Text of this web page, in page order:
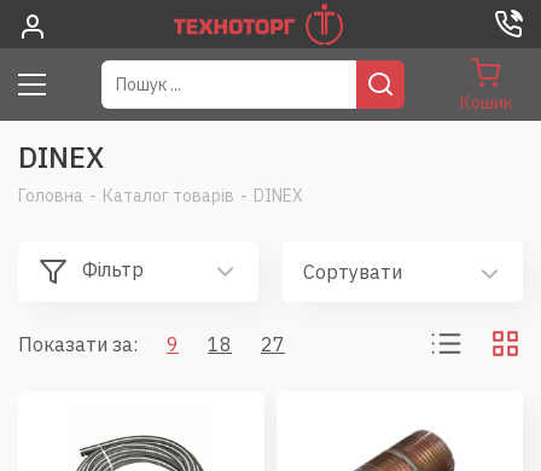
Кошик
DINEX
Головна - Каталог товарів - DINEX
Фільтр Сортувати
Показати за: 9 18 27